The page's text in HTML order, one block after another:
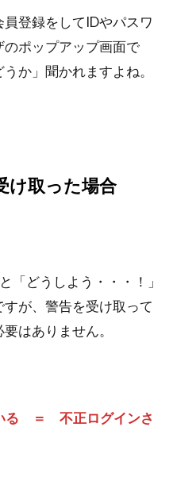
登録をしてIDやパスワ
ポップアップ画面で
か」聞かれますよね。
け取った場合
「どうしよう・・・！」
が、警告を受け取って
はありません。
る ＝ 不正ログインさ